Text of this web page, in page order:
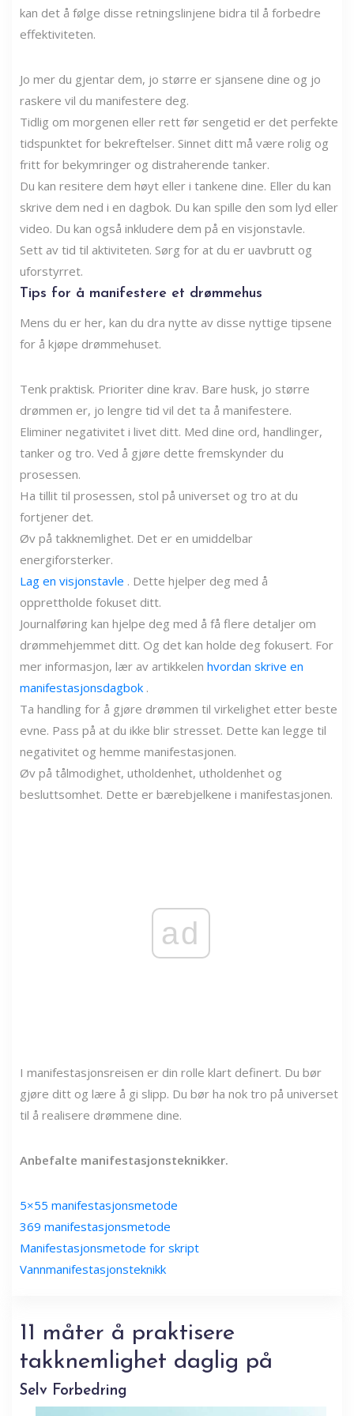
kan det å følge disse retningslinjene bidra til å forbedre
effektiviteten.
Jo mer du gjentar dem, jo ​​større er sjansene dine og jo
raskere vil du manifestere deg.
Tidlig om morgenen eller rett før sengetid er det perfekte
tidspunktet for bekreftelser. Sinnet ditt må være rolig og
fritt for bekymringer og distraherende tanker.
Du kan resitere dem høyt eller i tankene dine. Eller du kan
skrive dem ned i en dagbok. Du kan spille den som lyd eller
video. Du kan også inkludere dem på en visjonstavle.
Sett av tid til aktiviteten. Sørg for at du er uavbrutt og
uforstyrret.
Tips for å manifestere et drømmehus
Mens du er her, kan du dra nytte av disse nyttige tipsene
for å kjøpe drømmehuset.
Tenk praktisk. Prioriter dine krav. Bare husk, jo større
drømmen er, jo lengre tid vil det ta å manifestere.
Eliminer negativitet i livet ditt. Med dine ord, handlinger,
tanker og tro. Ved å gjøre dette fremskynder du
prosessen.
Ha tillit til prosessen, stol på universet og tro at du
fortjener det.
Øv på takknemlighet. Det er en umiddelbar
energiforsterker.
Lag en visjonstavle . Dette hjelper deg med å
opprettholde fokuset ditt.
Journalføring kan hjelpe deg med å få flere detaljer om
drømmehjemmet ditt. Og det kan holde deg fokusert. For
mer informasjon, lær av artikkelen hvordan skrive en
manifestasjonsdagbok .
Ta handling for å gjøre drømmen til virkelighet etter beste
evne. Pass på at du ikke blir stresset. Dette kan legge til
negativitet og hemme manifestasjonen.
Øv på tålmodighet, utholdenhet, utholdenhet og
besluttsomhet. Dette er bærebjelkene i manifestasjonen.
ad
I manifestasjonsreisen er din rolle klart definert. Du bør
gjøre ditt og lære å gi slipp. Du bør ha nok tro på universet
til å realisere drømmene dine.
Anbefalte manifestasjonsteknikker.
5×55 manifestasjonsmetode
369 manifestasjonsmetode
Manifestasjonsmetode for skript
Vannmanifestasjonsteknikk
11 måter å praktisere
takknemlighet daglig på
Selv Forbedring